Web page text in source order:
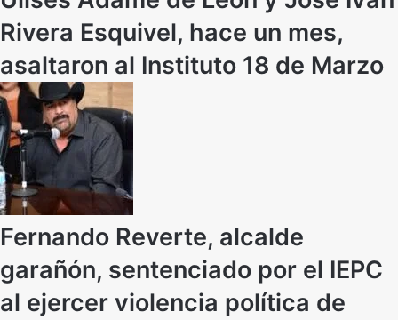
Rivera Esquivel, hace un mes,
asaltaron al Instituto 18 de Marzo
Fernando Reverte, alcalde
garañón, sentenciado por el IEPC
al ejercer violencia política de